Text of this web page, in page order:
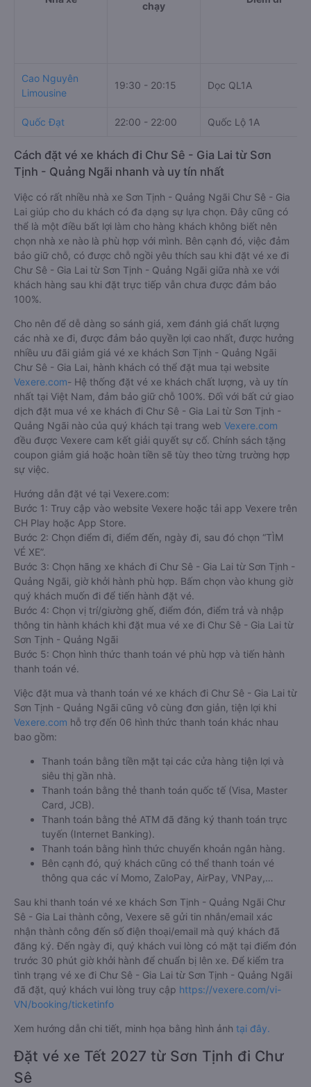
chạy
Cao Nguyên
Limousine
19:30 - 20:15 Dọc QL1A
Quốc Đạt 22:00 - 22:00 Quốc Lộ 1A
Cách đặt vé xe khách đi Chư Sê - Gia Lai từ Sơn
Tịnh - Quảng Ngãi nhanh và uy tín nhất
Việc có rất nhiều nhà xe Sơn Tịnh - Quảng Ngãi Chư Sê - Gia
Lai giúp cho du khách có đa dạng sự lựa chọn. Đây cũng có
thể là một điều bất lợi làm cho hàng khách không biết nên
chọn nhà xe nào là phù hợp với mình. Bên cạnh đó, việc đảm
bảo giữ chỗ, có được chỗ ngồi yêu thích sau khi đặt vé xe đi
Chư Sê - Gia Lai từ Sơn Tịnh - Quảng Ngãi giữa nhà xe với
khách hàng sau khi đặt trực tiếp vẫn chưa được đảm bảo
100%.
Cho nên để dễ dàng so sánh giá, xem đánh giá chất lượng
các nhà xe đi, được đảm bảo quyền lợi cao nhất, được hưởng
nhiều ưu đãi giảm giá vé xe khách Sơn Tịnh - Quảng Ngãi
Chư Sê - Gia Lai, hành khách có thể đặt mua tại website
Vexere.com- Hệ thống đặt vé xe khách chất lượng, và uy tín
nhất tại Việt Nam, đảm bảo giữ chỗ 100%. Đối với bất cứ giao
dịch đặt mua vé xe khách đi Chư Sê - Gia Lai từ Sơn Tịnh -
Quảng Ngãi nào của quý khách tại trang web Vexere.com
đều được Vexere cam kết giải quyết sự cố. Chính sách tặng
coupon giảm giá hoặc hoàn tiền sẽ tùy theo từng trường hợp
sự việc.
Hướng dẫn đặt vé tại Vexere.com:
Bước 1: Truy cập vào website Vexere hoặc tải app Vexere trên
CH Play hoặc App Store.
Bước 2: Chọn điểm đi, điểm đến, ngày đi, sau đó chọn “TÌM
VÉ XE”.
Bước 3: Chọn hãng xe khách đi Chư Sê - Gia Lai từ Sơn Tịnh -
Quảng Ngãi, giờ khởi hành phù hợp. Bấm chọn vào khung giờ
quý khách muốn đi để tiến hành đặt vé.
Bước 4: Chọn vị trí/giường ghế, điểm đón, điểm trả và nhập
thông tin hành khách khi đặt mua vé xe đi Chư Sê - Gia Lai từ
Sơn Tịnh - Quảng Ngãi
Bước 5: Chọn hình thức thanh toán vé phù hợp và tiến hành
thanh toán vé.
Việc đặt mua và thanh toán vé xe khách đi Chư Sê - Gia Lai từ
Sơn Tịnh - Quảng Ngãi cũng vô cùng đơn giản, tiện lợi khi
Vexere.com hỗ trợ đến 06 hình thức thanh toán khác nhau
bao gồm:
Thanh toán bằng tiền mặt tại các cửa hàng tiện lợi và
siêu thị gần nhà.
Thanh toán bằng thẻ thanh toán quốc tế (Visa, Master
Card, JCB).
Thanh toán bằng thẻ ATM đã đăng ký thanh toán trực
tuyến (Internet Banking).
Thanh toán bằng hình thức chuyển khoản ngân hàng.
Bên cạnh đó, quý khách cũng có thể thanh toán vé
thông qua các ví Momo, ZaloPay, AirPay, VNPay,…
Sau khi thanh toán vé xe khách Sơn Tịnh - Quảng Ngãi Chư
Sê - Gia Lai thành công, Vexere sẽ gửi tin nhắn/email xác
nhận thành công đến số điện thoại/email mà quý khách đã
đăng ký. Đến ngày đi, quý khách vui lòng có mặt tại điểm đón
trước 30 phút giờ khởi hành để chuẩn bị lên xe. Để kiểm tra
tình trạng vé xe đi Chư Sê - Gia Lai từ Sơn Tịnh - Quảng Ngãi
đã đặt, quý khách vui lòng truy cập https://vexere.com/vi-
VN/booking/ticketinfo
Xem hướng dẫn chi tiết, minh họa bằng hình ảnh tại đây.
Đặt vé xe Tết 2027 từ Sơn Tịnh đi Chư
Sê